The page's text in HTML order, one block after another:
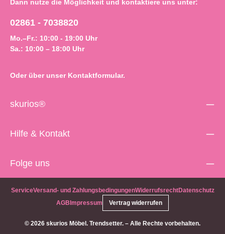
Dann nutze die Möglichkeit und kontaktiere uns unter:
02861 - 7038820
Mo.–Fr.: 10:00 - 19:00 Uhr
Sa.: 10:00 – 18:00 Uhr
Oder über unser Kontaktformular.
skurios®
Hilfe & Kontakt
Folge uns
© 2026 skurios Möbel. Trendsetter. – Alle Rechte vorbehalten.
ServiceVersand- und ZahlungsbedingungenWiderrufsrechtDatenschutz
AGB Impressum Vertrag widerrufen